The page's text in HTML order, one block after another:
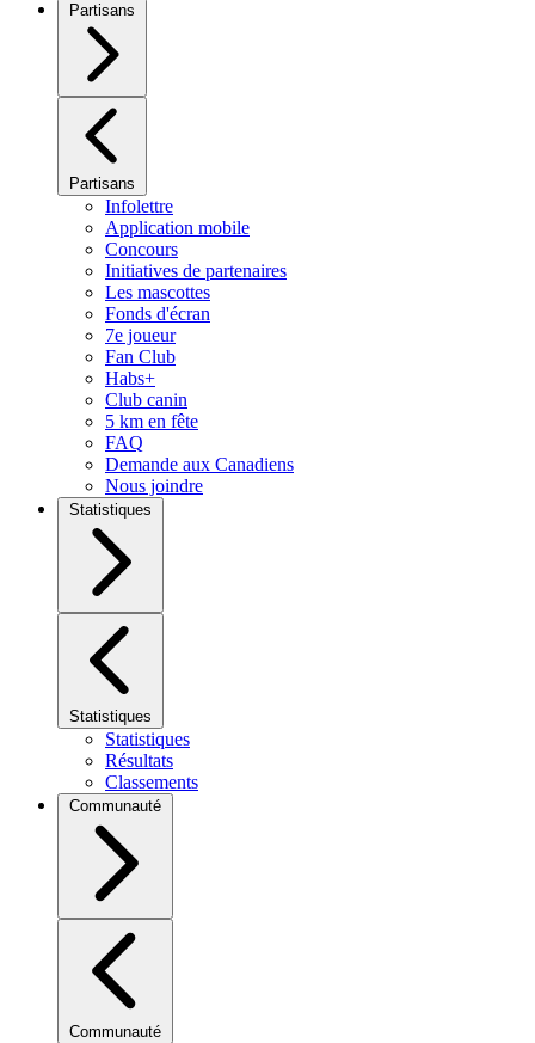
Partisans
Partisans
Infolettre
Application mobile
Concours
Initiatives de partenaires
Les mascottes
Fonds d'écran
7e joueur
Fan Club
Habs+
Club canin
5 km en fête
FAQ
Demande aux Canadiens
Nous joindre
Statistiques
Statistiques
Statistiques
Résultats
Classements
Communauté
Communauté